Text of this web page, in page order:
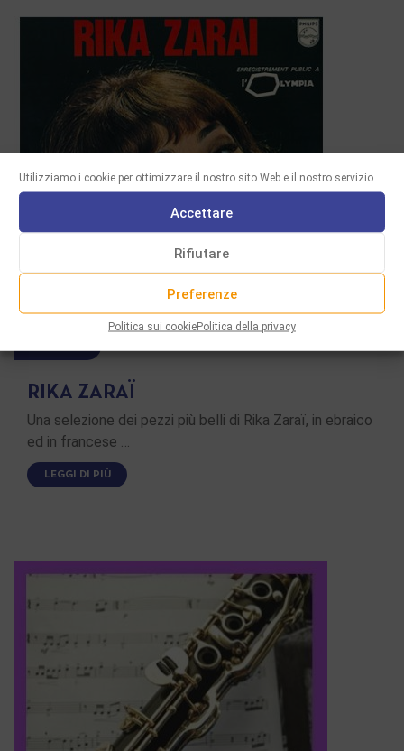
Utilizziamo i cookie per ottimizzare il nostro sito Web e il nostro servizio.
Accettare
Rifiutare
Preferenze
Politica sui cookiePolitica della privacy
RIKA ZARAÏ
Una selezione dei pezzi più belli di Rika Zaraï, in ebraico
ed in francese …
LEGGI DI PIÙ